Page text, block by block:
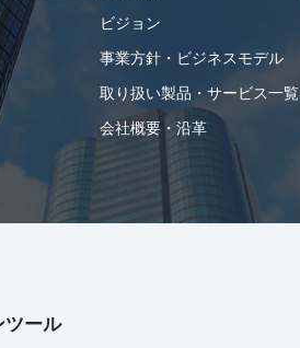
ビジョン
事業方針・ビジネスモデル
取り扱い製品・サービス一覧
会社概要・沿革
ツール